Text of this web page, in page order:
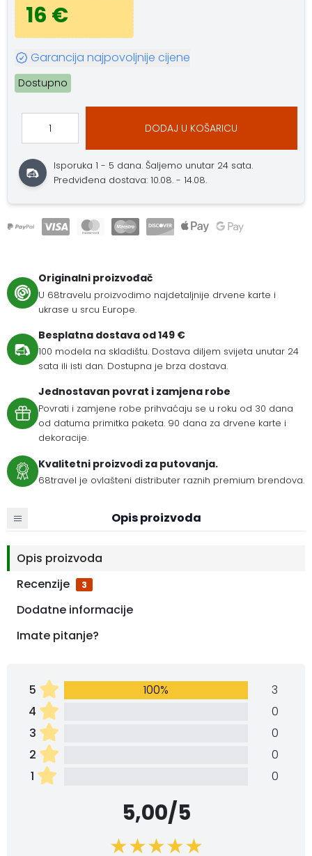
16 €
Garancija najpovoljnije cijene
Dostupno
DODAJ U KOŠARICU
Isporuka 1 - 5 dana.Šaljemo unutar 24 sata.
Predviđena dostava: 10.08. - 14.08.
Originalni proizvođač
U 68travelu proizvodimo najdetaljnije drvene karte i
ukrase u srcu Europe.
Besplatna dostava od 149 €
100 modela na skladištu. Dostava diljem svijeta unutar 24
sata ili isti dan. Dostupna je brza dostava.
Jednostavan povrat i zamjena robe
Povrati i zamjene robe prihvaćaju se u roku od 30 dana
od datuma primitka paketa. 90 dana za drvene karte i
dekoracije.
Kvalitetni proizvodi za putovanja.
68travel je ovlašteni distributer raznih premium brendova.
Opis proizvoda
Opis proizvoda
Recenzije
3
Dodatne informacije
Imate pitanje?
5 100%
3
4
0
3
0
2
0
1
0
5,00/5